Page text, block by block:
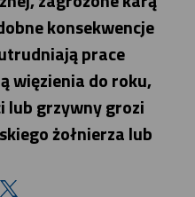
konsekwencje
prace
więzienia do roku,
lub grzywny grozi
żołnierza lub